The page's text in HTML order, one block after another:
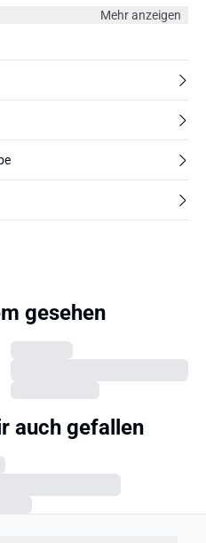
2% elastane and it’s super
Mehr anzeigen
gesehen
auch gefallen